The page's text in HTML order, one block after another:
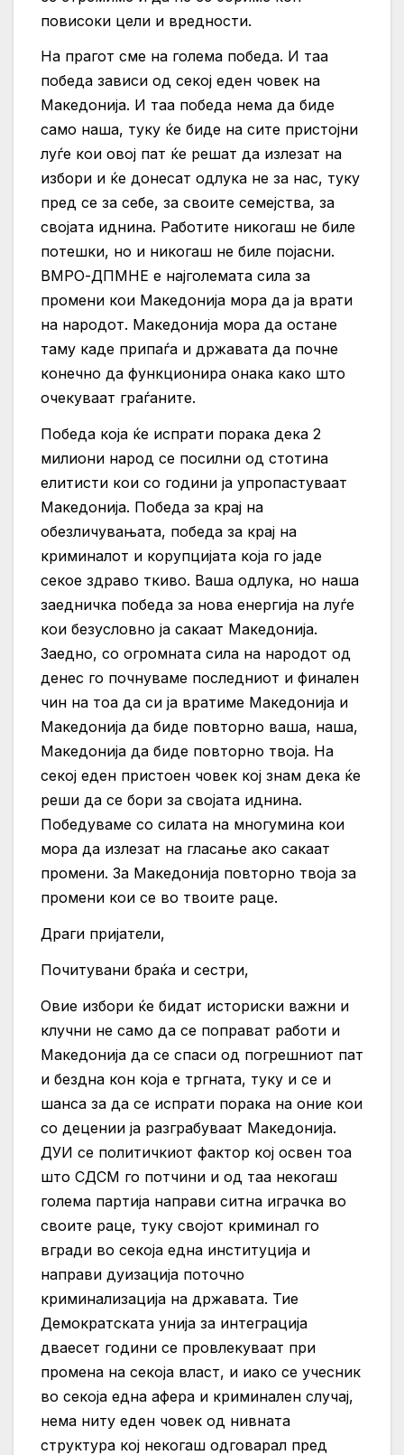
повисоки цели и вредности.
На прагот сме на голема победа. И таа
победа зависи од секој еден човек на
Македонија. И таа победа нема да биде
само наша, туку ќе биде на сите пристојни
луѓе кои овој пат ќе решат да излезат на
избори и ќе донесат одлука не за нас, туку
пред се за себе, за своите семејства, за
својата иднина. Работите никогаш не биле
потешки, но и никогаш не биле појасни.
ВМРО-ДПМНЕ е најголемата сила за
промени кои Македонија мора да ја врати
на народот. Македонија мора да остане
таму каде припаѓа и државата да почне
конечно да функционира онака како што
очекуваат граѓаните.
Победа која ќе испрати порака дека 2
милиони народ се посилни од стотина
елитисти кои со години ја упропастуваат
Македонија. Победа за крај на
обезличувањата, победа за крај на
криминалот и корупцијата која го јаде
секое здраво ткиво. Ваша одлука, но наша
заедничка победа за нова енергија на луѓе
кои безусловно ја сакаат Македонија.
Заедно, со огромната сила на народот од
денес го почнуваме последниот и финален
чин на тоа да си ја вратиме Македонија и
Македонија да биде повторно ваша, наша,
Македонија да биде повторно твоја. На
секој еден пристоен човек кој знам дека ќе
реши да се бори за својата иднина.
Победуваме со силата на многумина кои
мора да излезат на гласање ако сакаат
промени. За Македонија повторно твоја за
промени кои се во твоите раце.
Драги пријатели,
Почитувани браќа и сестри,
Овие избори ќе бидат историски важни и
клучни не само да се поправат работи и
Македонија да се спаси од погрешниот пат
и бездна кон која е тргната, туку и се и
шанса за да се испрати порака на оние кои
со децении ја разграбуваат Македонија.
ДУИ се политичкиот фактор кој освен тоа
што СДСМ го потчини и од таа некогаш
голема партија направи ситна играчка во
своите раце, туку својот криминал го
вгради во секоја една институција и
направи дуизација поточно
криминализација на државата. Тие
Демократската унија за интеграција
дваесет години се провлекуваат при
промена на секоја власт, и иако се учесник
во секоја една афера и криминален случај,
нема ниту еден човек од нивната
структура кој некогаш одговарал пред